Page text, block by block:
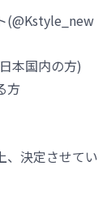
(@Kstyle_new
本国内の方)
方
、決定させてい